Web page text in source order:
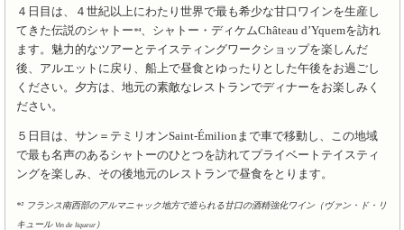
４日目は、４世紀以上にわたり世界で最も希少な甘口ワインを生産し
てきた伝説のシャトー*⁴、シャトー・ディケムChâteau d’Yquemを訪れ
ます。魅力的なツアーとテイスティングワークショップを楽しんだ
後、アルエットに戻り、船上で昼食とゆったりとした午後をお過ごし
ください。夕方は、地元の素敵なレストランでディナーをお楽しみく
ださい。
５日目は、サン＝テミリオンSaint-Émilionまで車で移動し、この地域
で最も名声のあるシャトーのひとつを訪れてプライベートテイスティ
ングを楽しみ、その後地元のレストランで昼食をとります。
*² フランス南西部のアルマニャック地方で造られる甘口の酒精強化ワイン（ヴァン・ド・リ
キュールVin de liqueur ）